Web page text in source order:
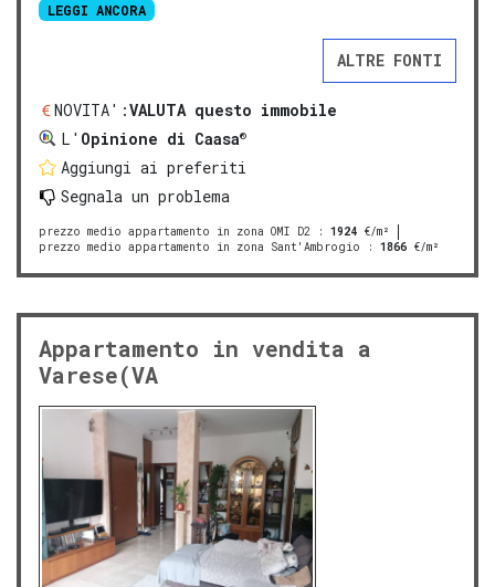
LEGGI ANCORA
ALTRE FONTI
NOVITA':VALUTA questo immobile
L' Opinione di Caasa®
Aggiungi ai preferiti
Segnala un problema
prezzo medio appartamento in zona OMI D2 : 1924 €/m²
prezzo medio appartamento in zona Sant'Ambrogio : 1866 €/m²
Appartamento in vendita a
Varese(VA